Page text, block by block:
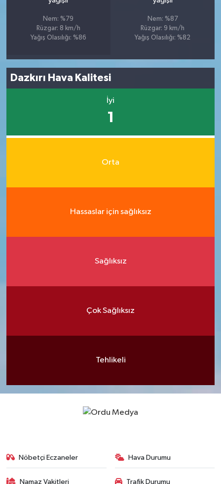
Nem: %79
Rüzgar: 8 km/h
Yağış Olasılığı: %86
Nem: %87
Rüzgar: 9 km/h
Yağış Olasılığı: %82
Dazkırı Hava Kalitesi
İyi
1
Orta
Hassaslar için sağlıksız
Sağlıksız
Çok Sağlıksız
Tehlikeli
Nöbetçi Eczaneler Hava Durumu
Namaz Vakitleri Trafik Durumu